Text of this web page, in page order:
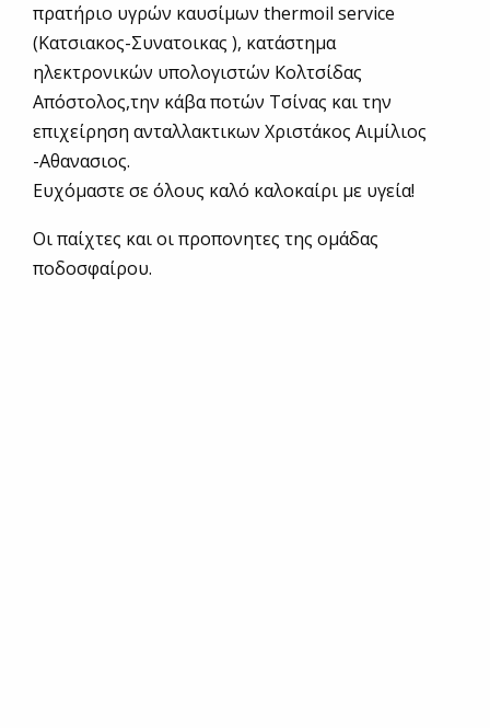
πρατήριο υγρών καυσίμων thermoil service
(Κατσιακος-Συνατοικας ), κατάστημα
ηλεκτρονικών υπολογιστών Κολτσίδας
Απόστολος,την κάβα ποτών Τσίνας και την
επιχείρηση ανταλλακτικων Χριστάκος Αιμίλιος
-Αθανασιος.
Ευχόμαστε σε όλους καλό καλοκαίρι με υγεία!
Οι παίχτες και οι προπονητες της ομάδας
ποδοσφαίρου.